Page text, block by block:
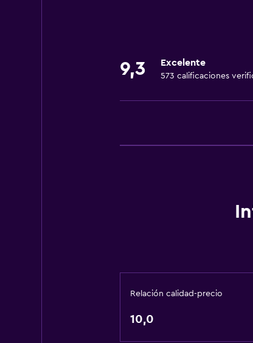
9,3 Excelente
573 calificaciones
Relación calidad-precio
10,0